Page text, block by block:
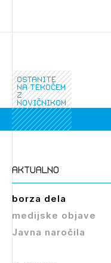
Izbrana
dostopate,
ostanite
na tekočem
z
novičnikom
aktualno
borza dela
medijske objave
Javna naročila